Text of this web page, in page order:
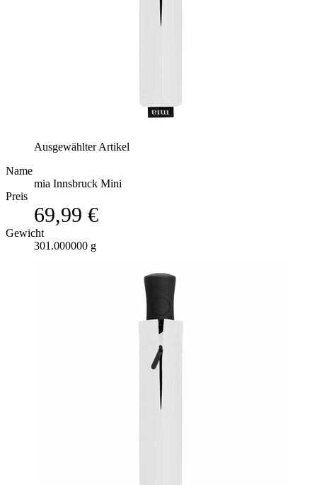
Ausgewählter Artikel
Name
mia Innsbruck Mini
Preis
69,99 €
Gewicht
301.000000 g